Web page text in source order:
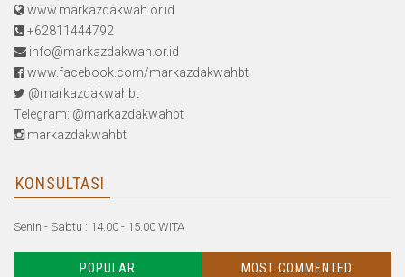
www.markazdakwah.or.id
+62811444792
info@markazdakwah.or.id
www.facebook.com/markazdakwahbt
@markazdakwahbt
Telegram: @markazdakwahbt
markazdakwahbt
KONSULTASI
Senin - Sabtu : 14.00 - 15.00 WITA
POPULAR MOST COMMENTED